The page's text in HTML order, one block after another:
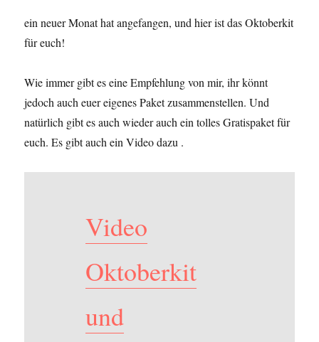
ein neuer Monat hat angefangen, und hier ist das Oktoberkit
für euch!
Wie immer gibt es eine Empfehlung von mir, ihr könnt
jedoch auch euer eigenes Paket zusammenstellen. Und
natürlich gibt es auch wieder auch ein tolles Gratispaket für
euch. Es gibt auch ein Video dazu .
Video
Oktoberkit
und